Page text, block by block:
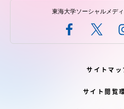
東海大学ソーシャルメデ
サイトマッ
サイト閲覧